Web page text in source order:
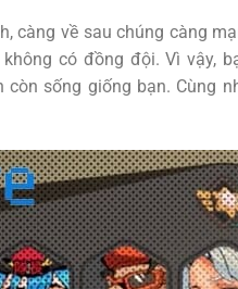
càng về sau chúng càng
có đồng đội. Vì vậy,
sống giống bạn. Cùng